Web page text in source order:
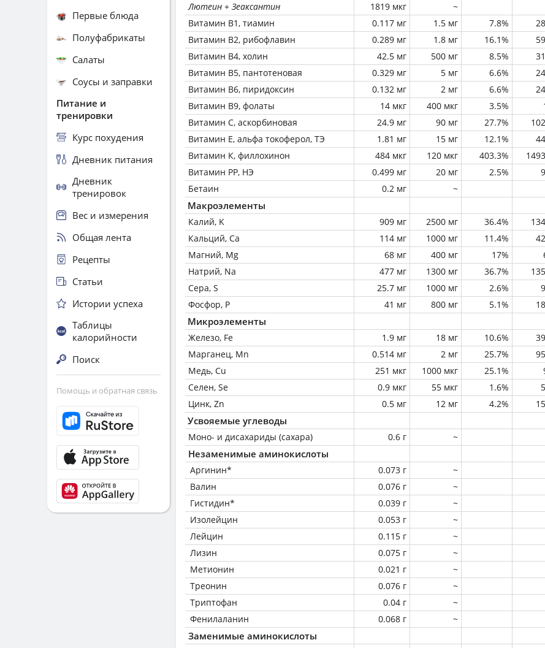
Лютеин + Зеаксантин
1819 мкг
~
Витамин В1, тиамин
0.117 мг 1.5 мг 7.8%
Витамин В2, рибофлавин
0.289 мг 1.8 мг 16.1%
Витамин В4, холин
42.5 мг 500 мг 8.5%
Витамин В5, пантотеновая
0.329 мг 5 мг 6.6%
Витамин В6, пиридоксин
0.132 мг 2 мг 6.6%
Витамин В9, фолаты
14 мкг 400 мкг 3.5%
Витамин C, аскорбиновая
24.9 мг 90 мг 27.7%
Витамин Е, альфа токоферол, ТЭ
1.81 мг 15 мг 12.1%
Витамин К, филлохинон
484 мкг 120 мкг 403.3%
Витамин РР, НЭ
0.499 мг 20 мг 2.5%
Бетаин
0.2 мг ~
Макроэлементы
Калий, K 909 мг 2500 мг 36.4%
Кальций, Ca
114 мг 1000 мг 11.4%
Магний, Mg
68 мг 400 мг 17%
Натрий, Na
477 мг 1300 мг 36.7%
Сера, S
25.7 мг 1000 мг 2.6%
Фосфор, P
41 мг 800 мг 5.1%
Микроэлементы
Железо, Fe 1.9 мг 18 мг 10.6%
Марганец, Mn
0.514 мг 2 мг 25.7%
Медь, Cu
251 мкг 1000 мкг 25.1%
Селен, Se
0.9 мкг 55 мкг 1.6%
Цинк, Zn
0.5 мг 12 мг 4.2%
Усвояемые углеводы
Моно- и дисахариды (сахара) 0.6 г ~
Незаменимые аминокислоты
Аргинин* 0.073 г
~
Валин
0.076 г
~
Гистидин*
0.039 г
~
Изолейцин
0.053 г
~
Лейцин
0.115 г
~
Лизин
0.075 г
~
Метионин
0.021 г
~
Треонин
0.076 г
~
Триптофан
0.04 г
~
Фенилаланин
0.068 г ~
Заменимые аминокислоты
Первые блюда
Полуфабрикаты
Салаты
Соусы и заправки
Питание и
тренировки
Курс похудения
Дневник питания
Дневник
тренировок
Вес и измерения
Общая лента
Рецепты
Статьи
Истории успеха
Таблицы
калорийности
Поиск
Помощь и обратная связь